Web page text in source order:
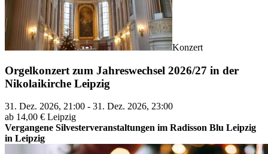
Konzert
Orgelkonzert zum Jahreswechsel 2026/27 in der
Nikolaikirche Leipzig
31. Dez. 2026, 21:00 - 31. Dez. 2026, 23:00
ab 14,00 € Leipzig
Vergangene Silvesterveranstaltungen im Radisson Blu Leipzig
in Leipzig